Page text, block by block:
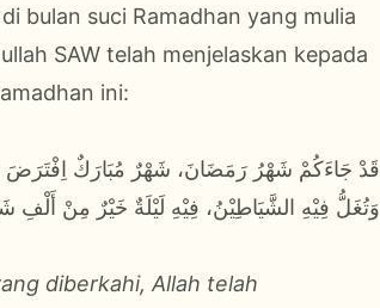
bulan suci Ramadhan yang mulia
SAW telah menjelaskan kepada
ini:
قَدْ جَاءَكُمْ شَهْرُ رَمَضَانَ، شَهْرٌ مُبَارَكٌ اِفْتَرَضَ
وَتُغَلُّ فِيْهِ الشَّيَاطِيْنُ، فِيْهِ لَيْلَةٌ خَيْرٌ مِنْ
diberkahi, Allah telah